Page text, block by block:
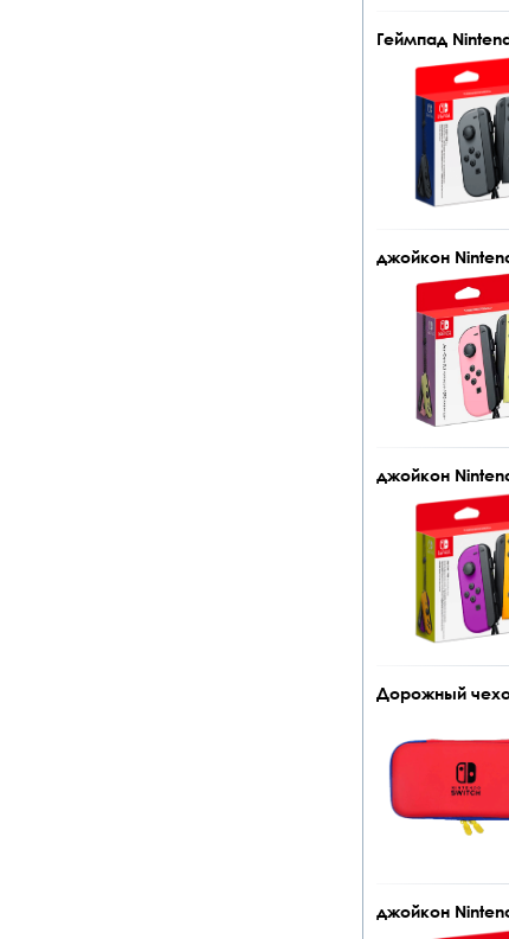
Геймпад
джойкон
джойкон
Дорожный
джойкон